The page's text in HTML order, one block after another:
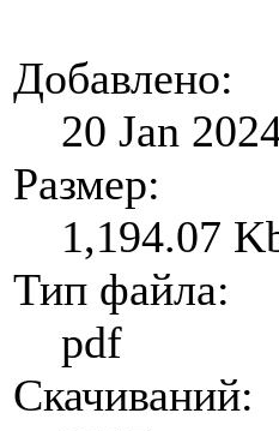
Добавлено:
20 Jan
Размер:
1,194.07
Тип файла:
pdf
Скачиваний: